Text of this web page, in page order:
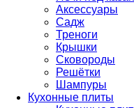
Аксессуары
Садж
Треноги
Крышки
Сковороды
Решётки
Шампуры
Кухонные плиты